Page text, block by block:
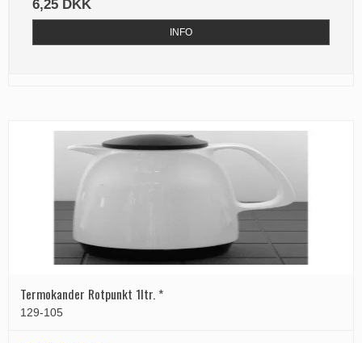
6,25 DKK
INFO
Termokander Rotpunkt 1ltr. *
129-105